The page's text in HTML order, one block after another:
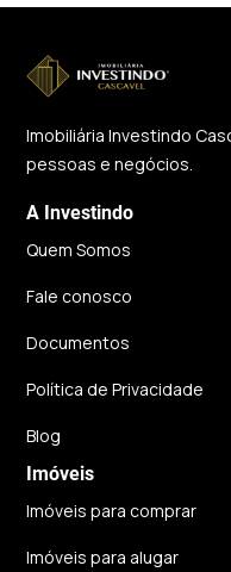
Imobiliária Investindo
pessoas e negócios.
A Investindo
Quem Somos
Fale conosco
Documentos
Política de Privacidade
Blog
Imóveis
Imóveis para comprar
Imóveis para alugar